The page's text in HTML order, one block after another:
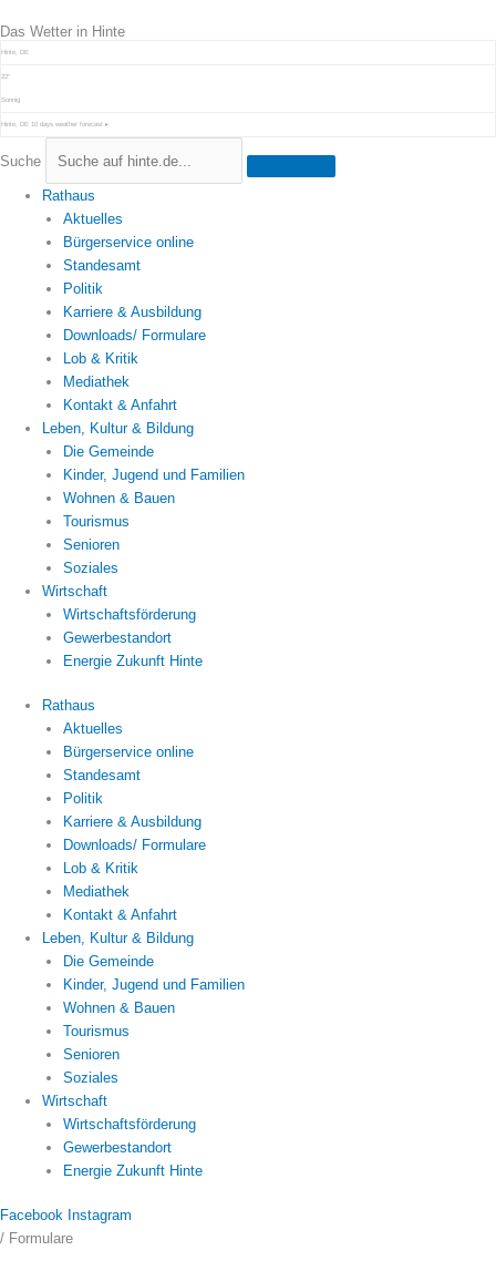
Inhalt
springen
Das Wetter in Hinte
Hinte, DE
22°
Sonnig
Hinte, DE 10 days weather forecast ▸
Suche
Rathaus
Aktuelles
Bürgerservice online
Standesamt
Politik
Karriere & Ausbildung
Downloads/ Formulare
Lob & Kritik
Mediathek
Kontakt & Anfahrt
Leben, Kultur & Bildung
Die Gemeinde
Kinder, Jugend und Familien
Wohnen & Bauen
Tourismus
Senioren
Soziales
Wirtschaft
Wirtschaftsförderung
Gewerbestandort
Energie Zukunft Hinte
Rathaus
Aktuelles
Bürgerservice online
Standesamt
Politik
Karriere & Ausbildung
Downloads/ Formulare
Lob & Kritik
Mediathek
Kontakt & Anfahrt
Leben, Kultur & Bildung
Die Gemeinde
Kinder, Jugend und Familien
Wohnen & Bauen
Tourismus
Senioren
Soziales
Wirtschaft
Wirtschaftsförderung
Gewerbestandort
Energie Zukunft Hinte
Facebook Instagram
/ Formulare